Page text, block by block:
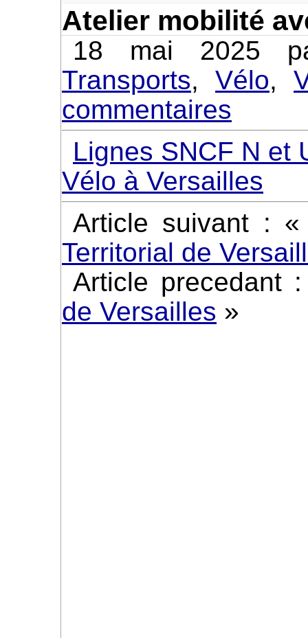
Atelier mobilité
18 mai 2025
Transports, Vélo,
commentaires
Lignes SNCF N et
Vélo à Versailles
Article suivant :
Territorial de
Article precedant
de Versailles »